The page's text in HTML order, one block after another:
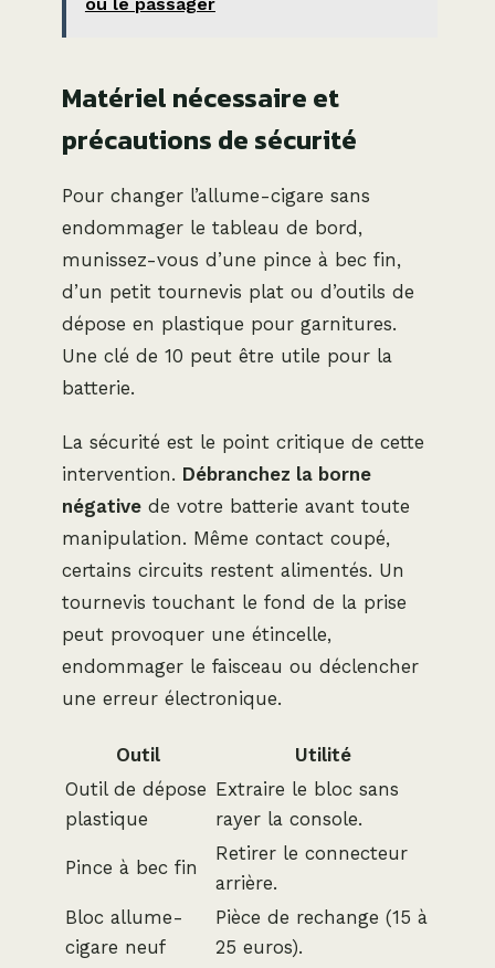
Matériel nécessaire et
précautions de sécurité
Pour changer l’allume-cigare sans
endommager le tableau de bord,
munissez-vous d’une pince à bec fin,
d’un petit tournevis plat ou d’outils de
dépose en plastique pour garnitures.
Une clé de 10 peut être utile pour la
batterie.
La sécurité est le point critique de cette
intervention. Débranchez la borne
négative de votre batterie avant toute
manipulation. Même contact coupé,
certains circuits restent alimentés. Un
tournevis touchant le fond de la prise
peut provoquer une étincelle,
endommager le faisceau ou déclencher
une erreur électronique.
Outil
Utilité
Outil de dépose
plastique
Extraire le bloc sans
rayer la console.
Pince à bec fin
Retirer le connecteur
arrière.
Bloc allume-
cigare neuf
Pièce de rechange (15 à
25 euros).